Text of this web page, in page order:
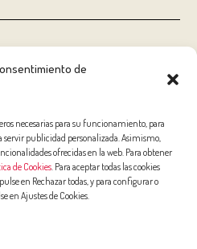
de
necesarias para su funcionamiento, para
servir publicidad personalizada. Asimismo,
ofrecidas en la web. Para obtener
de Cookies. Para aceptar todas las cookies
en Rechazar todas, y para configurar o
en Ajustes de Cookies.